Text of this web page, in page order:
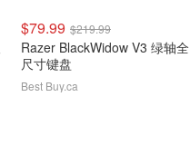
$79.99 $219.99
Razer BlackWidow V3 绿轴全
尺寸键盘
Best Buy.ca